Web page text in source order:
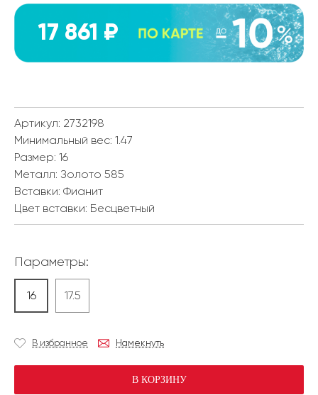
17 861 ₽
Артикул: 2732198
Минимальный вес: 1.47
Размер: 16
Металл: Золото 585
Вставки: Фианит
Цвет вставки: Бесцветный
Параметры:
16 17.5
В избранное Намекнуть
В КОРЗИНУ